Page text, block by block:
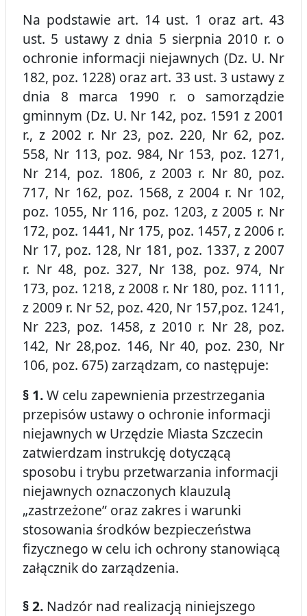
Na podstawie art. 14 ust. 1 oraz art. 43
ust. 5 ustawy z dnia 5 sierpnia 2010 r. o
ochronie informacji niejawnych (Dz. U. Nr
182, poz. 1228) oraz art. 33 ust. 3 ustawy z
dnia 8 marca 1990 r. o samorządzie
gminnym (Dz. U. Nr 142, poz. 1591 z 2001
r., z 2002 r. Nr 23, poz. 220, Nr 62, poz.
558, Nr 113, poz. 984, Nr 153, poz. 1271,
Nr 214, poz. 1806, z 2003 r. Nr 80, poz.
717, Nr 162, poz. 1568, z 2004 r. Nr 102,
poz. 1055, Nr 116, poz. 1203, z 2005 r. Nr
172, poz. 1441, Nr 175, poz. 1457, z 2006 r.
Nr 17, poz. 128, Nr 181, poz. 1337, z 2007
r. Nr 48, poz. 327, Nr 138, poz. 974, Nr
173, poz. 1218, z 2008 r. Nr 180, poz. 1111,
z 2009 r. Nr 52, poz. 420, Nr 157,poz. 1241,
Nr 223, poz. 1458, z 2010 r. Nr 28, poz.
142, Nr 28,poz. 146, Nr 40, poz. 230, Nr
106, poz. 675) zarządzam, co następuje:
§ 1.W celu zapewnienia przestrzegania
przepisów ustawy o ochronie informacji
niejawnych w Urzędzie Miasta Szczecin
zatwierdzam instrukcję dotyczącą
sposobu i trybu przetwarzania informacji
niejawnych oznaczonych klauzulą
„zastrzeżone” oraz zakres i warunki
stosowania środków bezpieczeństwa
fizycznego w celu ich ochrony stanowiącą
załącznik do zarządzenia.
§ 2. Nadzór nad realizacją niniejszego